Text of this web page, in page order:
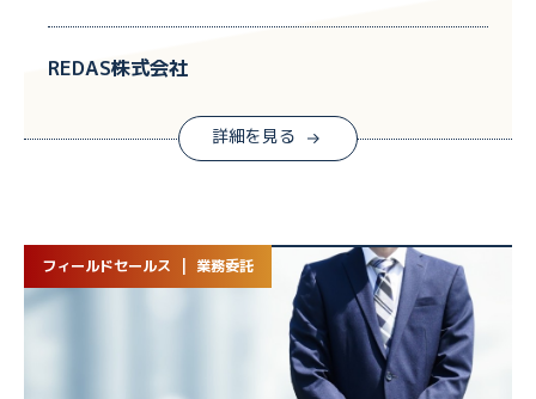
REDAS株式会社
詳細を見る
フィールドセールス | 業務委託